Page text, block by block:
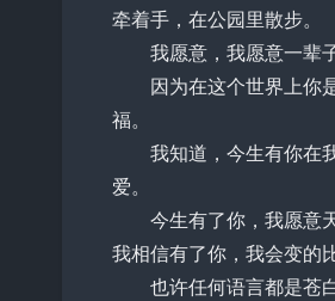
牵着手，在公园里散步。
我愿意，我愿意一辈子
因为在这个世界上你是
福。
我知道，今生有你在我
爱。
今生有了你，我愿意天
我相信有了你，我会变的
也许任何语言都是苍白